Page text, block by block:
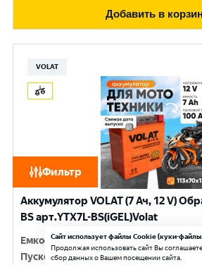
Фильтр
Добавить в
VOLAT
Аккумулятор VOLAT (7 Ач, 12 V)
BS арт.YTX7L-BS(iGEL)Volat
Емкость:7 Ач
Пусковой ток:100 A
Сайт использует файлы Cookie (куки-
Продолжая использовать сайт Вы
сбор данных о Вашем посещении сайта.